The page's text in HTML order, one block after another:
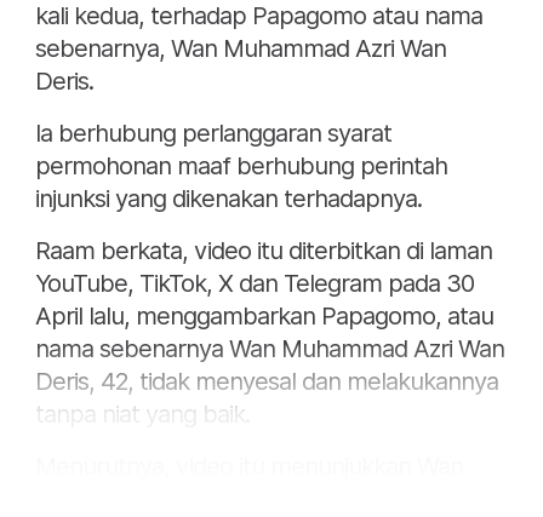
kali kedua, terhadap Papagomo atau nama
sebenarnya, Wan Muhammad Azri Wan
Deris.
Ia berhubung perlanggaran syarat
permohonan maaf berhubung perintah
injunksi yang dikenakan terhadapnya.
Raam berkata, video itu diterbitkan di laman
YouTube, TikTok, X dan Telegram pada 30
April lalu, menggambarkan Papagomo, atau
nama sebenarnya Wan Muhammad Azri Wan
Deris, 42, tidak menyesal dan melakukannya
tanpa niat yang baik.